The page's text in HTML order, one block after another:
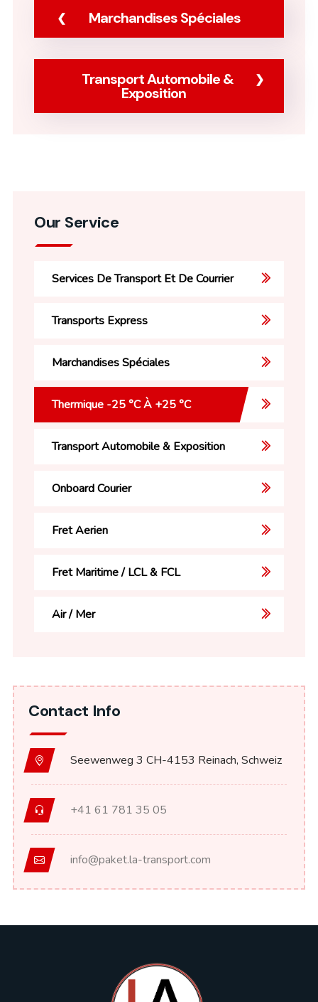
Marchandises Spéciales
Transport Automobile &
Exposition
Our Service
Services De Transport Et De Courrier
Transports Express
Marchandises Spéciales
Thermique -25 °C À +25 °C
Transport Automobile & Exposition
Onboard Courier
Fret Aerien
Fret Maritime / LCL & FCL
Air / Mer
Contact Info
Seewenweg 3 CH-4153 Reinach, Schweiz
+41 61 781 35 05
info@paket.la-transport.com